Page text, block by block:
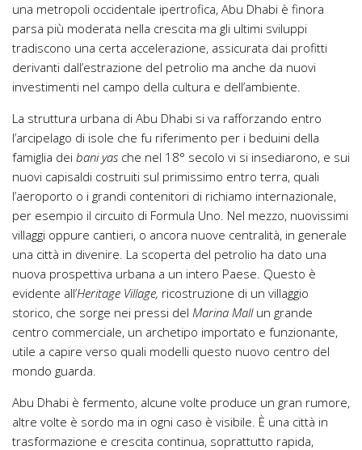
una metropoli occidentale ipertrofica, Abu Dhabi è finora
parsa più moderata nella crescita ma gli ultimi sviluppi
tradiscono una certa accelerazione, assicurata dai profitti
derivanti dall’estrazione del petrolio ma anche da nuovi
investimenti nel campo della cultura e dell’ambiente.
La struttura urbana di Abu Dhabi si va rafforzando entro
l’arcipelago di isole che fu riferimento per i beduini della
famiglia dei bani yas che nel 18° secolo vi si insediarono, e sui
nuovi capisaldi costruiti sul primissimo entro terra, quali
l’aeroporto o i grandi contenitori di richiamo internazionale,
per esempio il circuito di Formula Uno. Nel mezzo, nuovissimi
villaggi oppure cantieri, o ancora nuove centralità, in generale
una città in divenire. La scoperta del petrolio ha dato una
nuova prospettiva urbana a un intero Paese. Questo è
evidente all’Heritage Village, ricostruzione di un villaggio
storico, che sorge nei pressi del Marina Mallun grande
centro commerciale, un archetipo importato e funzionante,
utile a capire verso quali modelli questo nuovo centro del
mondo guarda.
Abu Dhabi è fermento, alcune volte produce un gran rumore,
altre volte è sordo ma in ogni caso è visibile. È una città in
trasformazione e crescita continua, soprattutto rapida,